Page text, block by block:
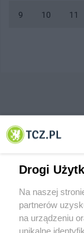
9 10 11
© 2001-2026 Tczew -
Drogi
Na naszej
partnerów
na urządzeniu
unikalne